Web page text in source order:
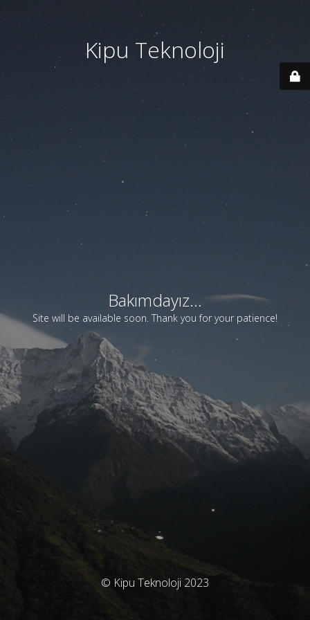
Kipu Teknoloji
Bakımdayız...
Site will be available soon. Thank you for your patience!
© Kipu Teknoloji 2023